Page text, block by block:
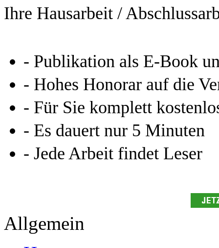
Leseprobe aus 75 Seiten
Kennen Sie schon das
Online-Magazin von
Entdecken Sie hilfreiche
Studium!